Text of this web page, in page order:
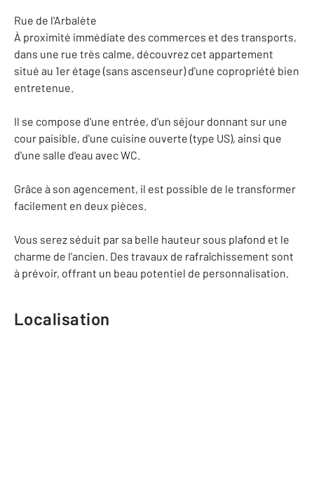
Rue de l'Arbalète
À proximité immédiate des commerces et des transports,
dans une rue très calme, découvrez cet appartement
situé au 1er étage (sans ascenseur) d'une copropriété bien
entretenue.
Il se compose d'une entrée, d'un séjour donnant sur une
cour paisible, d'une cuisine ouverte (type US), ainsi que
d'une salle d'eau avec WC.
Grâce à son agencement, il est possible de le transformer
facilement en deux pièces.
Vous serez séduit par sa belle hauteur sous plafond et le
charme de l'ancien. Des travaux de rafraîchissement sont
à prévoir, offrant un beau potentiel de personnalisation.
Localisation